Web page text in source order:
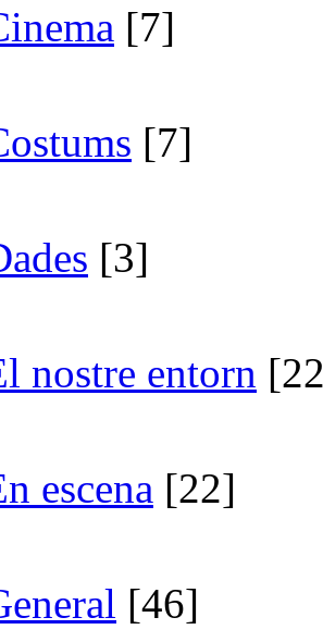
[7]
[7]
[3]
nostre entorn
escena [22]
[46]